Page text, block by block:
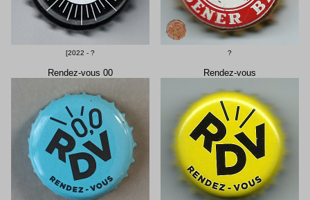
[2022 - ? ?
Rendez-vous 00 Rendez-vous